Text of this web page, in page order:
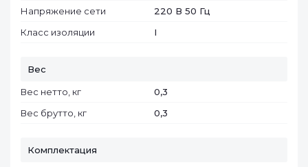
Напряжение сети
220 В 50 Гц
Класс изоляции
I
Вес
Вес нетто, кг
0,3
Вес брутто, кг
0,3
Комплектация